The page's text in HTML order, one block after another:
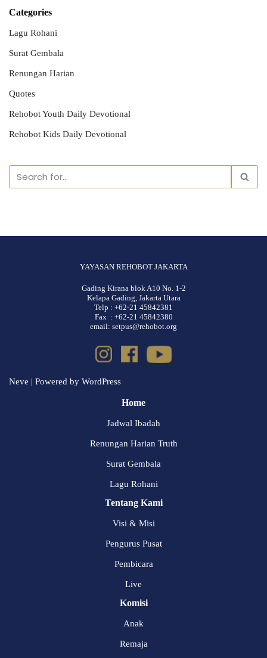
Categories
Lagu Rohani
Surat Gembala
Renungan Harian
Quotes
Rehobot Youth Daily Devotional
Rehobot Kids Daily Devotional
YAYASAN REHOBOT JAKARTA
Gading Kirana blok A10 No. 1-2
Kelapa Gading, Jakarta Utara
Telp : +62-21 45842381
Fax : +62-21 45842380
email: setpus@rehobot.org
Neve | Powered by WordPress
Home
Jadwal Ibadah
Renungan Harian Truth
Surat Gembala
Lagu Rohani
Tentang Kami
Visi & Misi
Pengurus Pusat
Pembicara
Live
Komisi
Anak
Remaja